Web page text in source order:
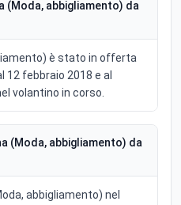
(Moda, abbigliamento) da
è stato in offerta
12 febbraio 2018 e al
volantino in corso.
(Moda, abbigliamento) da
abbigliamento) nel